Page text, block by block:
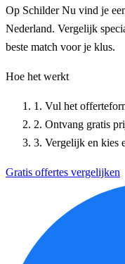
Op Schilder Nu vind je
Nederland. Vergelijk
beste match voor je klus.
Hoe het werkt
1. Vul het
2. Ontvang gratis
3. Vergelijk en kies
Gratis offertes vergelijken